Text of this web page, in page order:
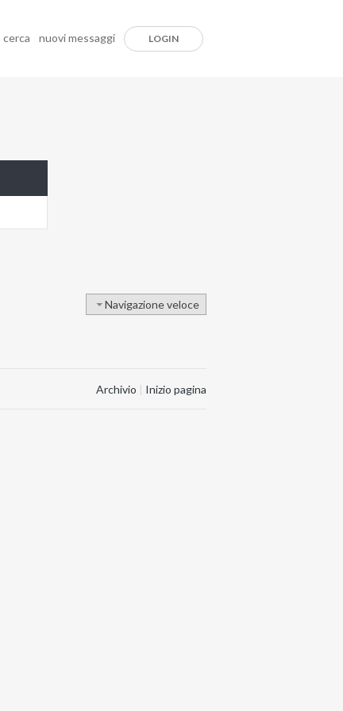
cerca nuovi messaggi LOGIN
Navigazione veloce
Archivio | Inizio pagina